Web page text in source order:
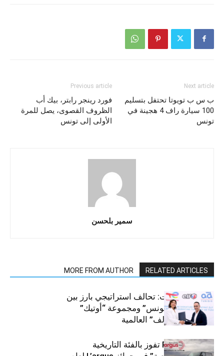
Previous article
فورد رينجر رابتر، بيك أب
الظروف القصوى، يصل للمرة
الأولى إلى تونس
Next article
ب س ب تويوتا تحتفل بتسليم
100 سيارة راف 4 هجينة في
تونس
سمير بلحسن
RELATED ARTICLES
MORE FROM AUTHOR
قطاع السيارات: تحالف استراتيجي بارز بين
“توتال إنرجيز تونس” ومجموعة “أوتيك”
لتوزيع زيوت “إلف” العالمية
كيا PV5 Cargo تفوز بالفئة التاريخية